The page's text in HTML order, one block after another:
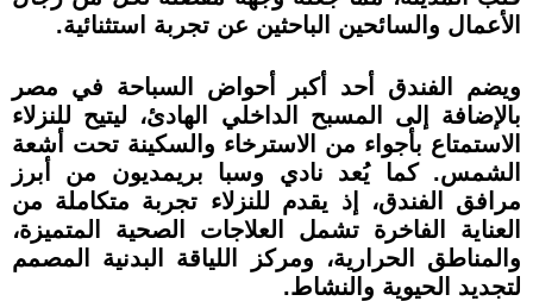
الأعمال والسائحين الباحثين عن تجربة استثنائية.
ويضم الفندق أحد أكبر أحواض السباحة في مصر
بالإضافة إلى المسبح الداخلي الهادئ، ليتيح للنزلاء
الاستمتاع بأجواء من الاسترخاء والسكينة تحت أشعة
الشمس. كما يُعد نادي وسبا بريمديون من أبرز
مرافق الفندق، إذ يقدم للنزلاء تجربة متكاملة من
العناية الفاخرة تشمل العلاجات الصحية المتميزة،
والمناطق الحرارية، ومركز اللياقة البدنية المصمم
لتجديد الحيوية والنشاط.